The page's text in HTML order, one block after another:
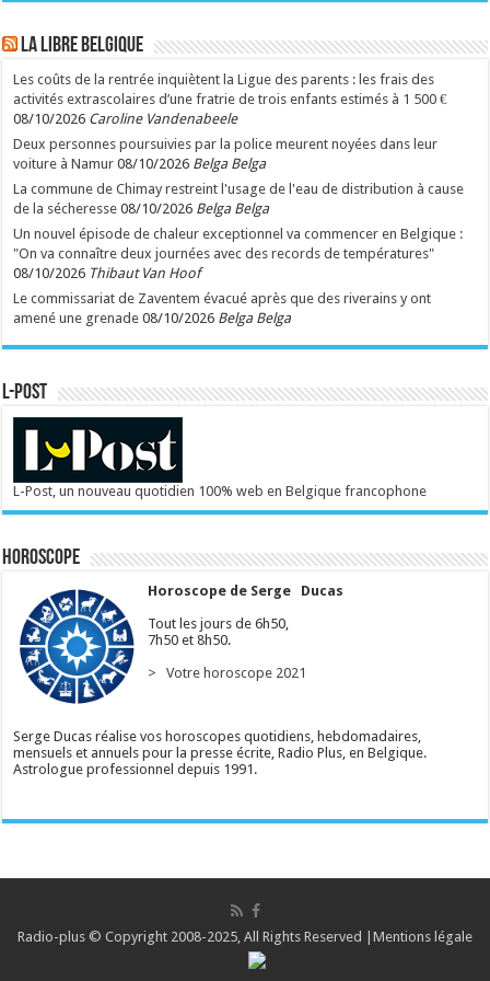
LA Libre Belgique
Les coûts de la rentrée inquiètent la Ligue des parents : les frais des
activités extrascolaires d’une fratrie de trois enfants estimés à 1 500 €
08/10/2026 Caroline Vandenabeele
Deux personnes poursuivies par la police meurent noyées dans leur
voiture à Namur 08/10/2026 Belga Belga
La commune de Chimay restreint l'usage de l'eau de distribution à cause
de la sécheresse 08/10/2026 Belga Belga
Un nouvel épisode de chaleur exceptionnel va commencer en Belgique :
"On va connaître deux journées avec des records de températures"
08/10/2026 Thibaut Van Hoof
Le commissariat de Zaventem évacué après que des riverains y ont
amené une grenade 08/10/2026 Belga Belga
L-POST
L-Post, un nouveau quotidien 100% web en Belgique francophone
Horoscope
Horoscope de Serge Ducas
Tout les jours de 6h50,
7h50 et 8h50.
> Votre horoscope 2021
Serge Ducas réalise vos horoscopes quotidiens, hebdomadaires,
mensuels et annuels pour la presse écrite, Radio Plus, en Belgique.
Astrologue professionnel depuis 1991.
Radio-plus © Copyright 2008-2025, All Rights Reserved | Mentions légale